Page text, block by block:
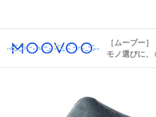
［ムーブー］
モノ選びに、